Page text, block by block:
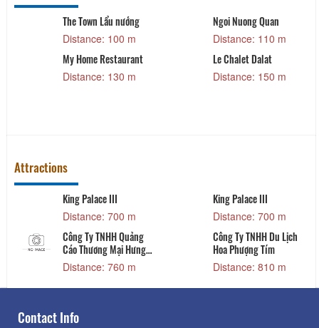
The Town Lẩu nướng
Distance: 100 m
Ngoi Nuong Quan
Distance: 110 m
My Home Restaurant
Distance: 130 m
Le Chalet Dalat
Distance: 150 m
Attractions
King Palace III
Distance: 700 m
King Palace III
Distance: 700 m
Công Ty TNHH Quảng
Cáo Thương Mại Hưng
Phát
Distance: 760 m
Công Ty TNHH Du Lịch
Hoa Phượng Tím
Distance: 810 m
Contact Info